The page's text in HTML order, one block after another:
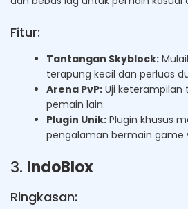
Fitur:
Tantangan Skyblock:
terapung kecil dan perluas
Arena PvP: Uji keterampilan
pemain lain.
Plugin Unik: Plugin khusus
pengalaman bermain game
3. IndoBlox
Ringkasan: